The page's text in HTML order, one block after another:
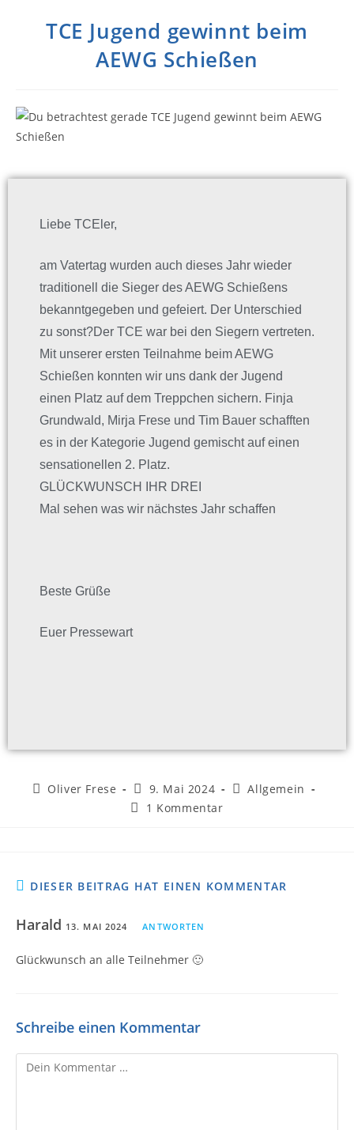
TCE Jugend gewinnt beim
AEWG Schießen
Liebe TCEler,
am Vatertag wurden auch dieses Jahr wieder
traditionell die Sieger des AEWG Schießens
bekanntgegeben und gefeiert. Der Unterschied
zu sonst?Der TCE war bei den Siegern vertreten.
Mit unserer ersten Teilnahme beim AEWG
Schießen konnten wir uns dank der Jugend
einen Platz auf dem Treppchen sichern. Finja
Grundwald, Mirja Frese und Tim Bauer schafften
es in der Kategorie Jugend gemischt auf einen
sensationellen 2. Platz.
GLÜCKWUNSCH IHR DREI
Mal sehen was wir nächstes Jahr schaffen
Beste Grüße
Euer Pressewart
Oliver Frese 9. Mai 2024
Allgemein
1 Kommentar
DIESER BEITRAG HAT EINEN KOMMENTAR
Harald 13. MAI 2024 ANTWORTEN
Glückwunsch an alle Teilnehmer 🙂
Schreibe einen Kommentar